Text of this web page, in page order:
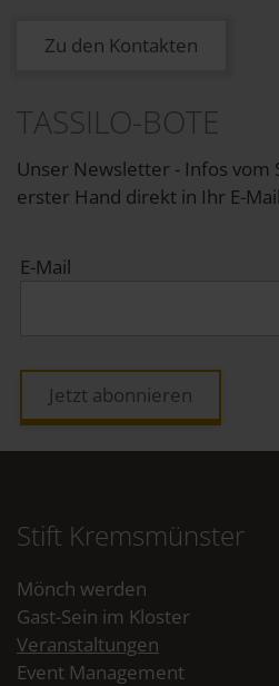
Zu den Kontakten
TASSILO-BOTE
Unser Newsletter - Infos
erster Hand direkt in Ihr E-
E-Mail
Jetzt abonnieren
Stift Kremsmünster
Mönch werden
Gast-Sein im Kloster
Veranstaltungen
Event Management